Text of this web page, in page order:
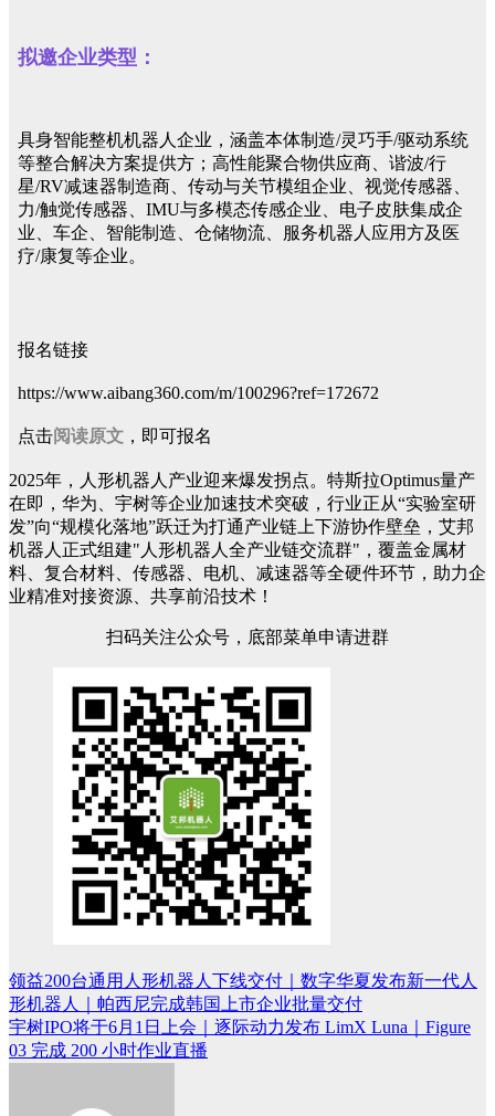
拟邀企业类型 ：
具身智能整机机器人企业，涵盖本体制造/灵巧手/驱动系统
等整合解决方案提供方；高性能聚合物供应商、谐波/行
星/RV减速器制造商、传动与关节模组企业、视觉传感器、
力/触觉传感器、IMU与多模态传感企业、电子皮肤集成企
业、车企、智能制造、仓储物流、服务机器人应用方及医
疗/康复等企业。
报名链接
https://www.aibang360.com/m/100296?ref=172672
点击阅读原文 ，即可报名
2025年，人形机器人产业迎来爆发拐点。特斯拉Optimus量产
在即，华为、宇树等企业加速技术突破，行业正从“实验室研
发”向“规模化落地”跃迁为打通产业链上下游协作壁垒，艾邦
机器人正式组建"人形机器人全产业链交流群"，覆盖金属材
料、复合材料、传感器、电机、减速器等全硬件环节，助力企
业精准对接资源、共享前沿技术！
扫码关注公众号，底部菜单申请进群
文
章
导
领益200台通用人形机器人下线交付｜数字华夏发布新一代人
形机器人｜帕西尼完成韩国上市企业批量交付
宇树IPO将于6月1日上会｜逐际动力发布 LimX Luna｜Figure
03 完成 200 小时作业直播